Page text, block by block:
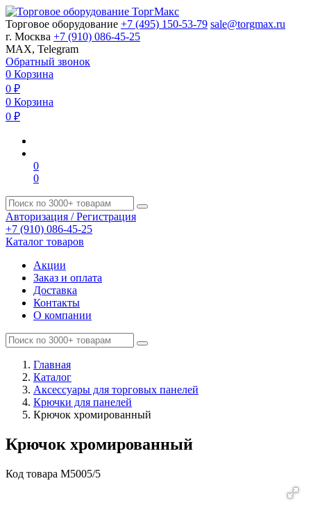
Торговое оборудование +7 (495) 150-53-79 sale@torgmax.ru
г. Москва +7 (910) 086-45-25
MAX, Telegram
Обратный звонок
0 Корзина
0 ₽
0 Корзина
0 ₽
0
0
Авторизация / Регистрация
+7 (910) 086-45-25
Каталог товаров
Акции
Заказ и оплата
Доставка
Контакты
О компании
Главная
Каталог
Аксессуары для торговых панелей
Крючки для панелей
Крючок хромированный
Крючок хромированный
Код товара M5005/5